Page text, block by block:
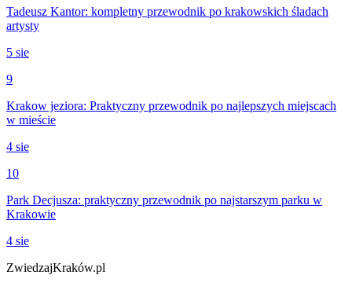
Tadeusz Kantor: kompletny przewodnik po krakowskich śladach
artysty
5 sie
9
Krakow jeziora: Praktyczny przewodnik po najlepszych miejscach
w mieście
4 sie
10
Park Decjusza: praktyczny przewodnik po najstarszym parku w
Krakowie
4 sie
ZwiedzajKraków.pl